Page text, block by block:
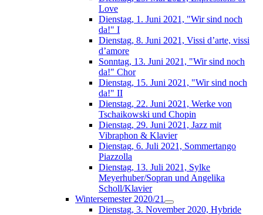
Love
Dienstag, 1. Juni 2021, "Wir sind noch
da!" I
Dienstag, 8. Juni 2021, Vissi d’arte, vissi
d’amore
Sonntag, 13. Juni 2021, "Wir sind noch
da!" Chor
Dienstag, 15. Juni 2021, "Wir sind noch
da!" II
Dienstag, 22. Juni 2021, Werke von
Tschaikowski und Chopin
Dienstag, 29. Juni 2021, Jazz mit
Vibraphon & Klavier
Dienstag, 6. Juli 2021, Sommertango
Piazzolla
Dienstag, 13. Juli 2021, Sylke
Meyerhuber/Sopran und Angelika
Scholl/Klavier
Wintersemester 2020/21
Dienstag, 3. November 2020, Hybride